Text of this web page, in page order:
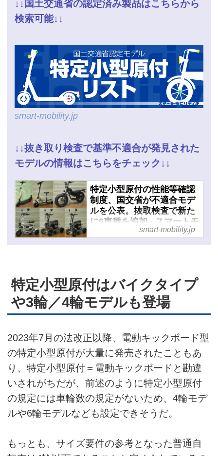
↓↓国土交通省の認定済み製品はこちらから
検索可能↓↓
smart-mobility.jp
↓↓抜き取り検査で基準不適合が発見された
モデルの情報はこちらをチェック↓↓
特定小型原付の性能等確認
制度、国交省が不適合モデ
ルを公表。抜取検査で新た
に6車種を追加 - スマートモ
smart-mobility.jp
特定小型原付はバイクタイプ
や3輪／4輪モデルも登場
2023年7月の法改正以降、電動キックボード型
の特定小型原付が大量に発売されたこともあ
り、特定小型原付＝電動キックボードと勘違
いされがちだが、前述のように特定小型原付
の規定には車輪数の規定がないため、4輪モデ
ルや6輪モデルなども設定できそうだ。
もっとも、サイズ要件の参考となった普通自